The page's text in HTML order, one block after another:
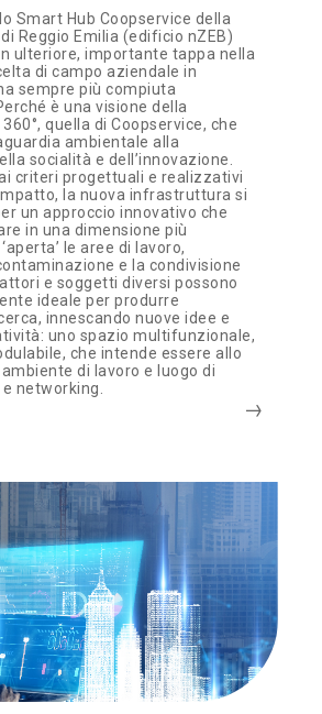
Smart Hub Coopservice della
Reggio Emilia (edificio nZEB)
ulteriore, importante tappa nella
di campo aziendale in
sempre più compiuta
è una visione della
quella di Coopservice, che
ambientale alla
socialità e dell’innovazione.
criteri progettuali e realizzativi
la nuova infrastruttura si
un approccio innovativo che
in una dimensione più
le aree di lavoro,
e la condivisione
e soggetti diversi possono
ideale per produrre
innescando nuove idee e
uno spazio multifunzionale,
che intende essere allo
di lavoro e luogo di
networking.